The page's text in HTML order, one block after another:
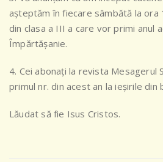
așteptăm în fiecare sâmbătă la ora
din clasa a III a care vor primi anul
Împărtășanie.
4. Cei abonați la revista Mesagerul
primul nr. din acest an la ieșirile din
Lăudat să fie Isus Cristos.